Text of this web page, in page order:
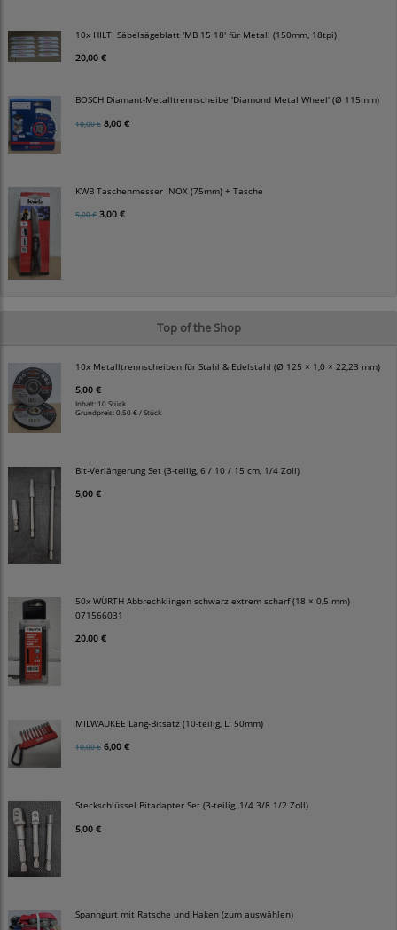
10x HILTI Säbelsägeblatt 'MB 15 18' für Metall (150mm, 18tpi)
20,00 €
BOSCH Diamant-Metalltrennscheibe 'Diamond Metal Wheel' (Ø 115mm)
10,00 € 8,00 €
KWB Taschenmesser INOX (75mm) + Tasche
5,00 € 3,00 €
Top of the Shop
10x Metalltrennscheiben für Stahl & Edelstahl (Ø 125 × 1,0 × 22,23 mm)
5,00 €
Inhalt: 10 Stück
Grundpreis:0,50 € / Stück
Bit-Verlängerung Set (3-teilig, 6 / 10 / 15 cm, 1/4 Zoll)
5,00 €
50x WÜRTH Abbrechklingen schwarz extrem scharf (18 × 0,5 mm)
071566031
20,00 €
MILWAUKEE Lang-Bitsatz (10-teilig, L: 50mm)
10,00 € 6,00 €
Steckschlüssel Bitadapter Set (3-teilig, 1/4 3/8 1/2 Zoll)
5,00 €
Spanngurt mit Ratsche und Haken (zum auswählen)